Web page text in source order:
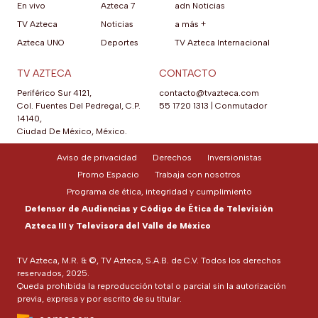
En vivo
TV Azteca
Azteca UNO
Azteca 7
Noticias
Deportes
adn Noticias
a más +
TV Azteca Internacional
TV AZTECA
Periférico Sur 4121,
Col. Fuentes Del Pedregal, C.P.
14140,
Ciudad De México, México.
CONTACTO
contacto@tvazteca.com
55 1720 1313
Conmutador
TV Azteca, M.R. & ©, TV Azteca, S.A.B. de C.V. Todos los derechos
reservados, 2025.
Queda prohibida la reproducción total o parcial sin la autorización
previa, expresa y por escrito de su titular.
Aviso de privacidad Derechos
Inversionistas
Promo Espacio
Trabaja con nosotros
Programa de ética, integridad y cumplimiento
Defensor de Audiencias y Código de Ética de Televisión
Azteca III y Televisora del Valle de México